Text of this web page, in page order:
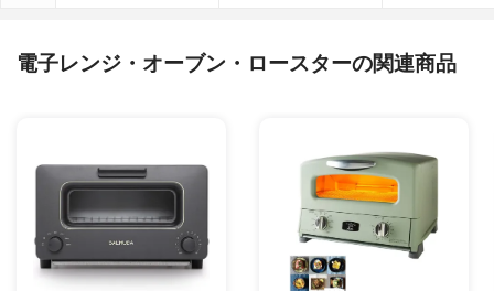
電子レンジ・オーブン・ロースターの関連商品